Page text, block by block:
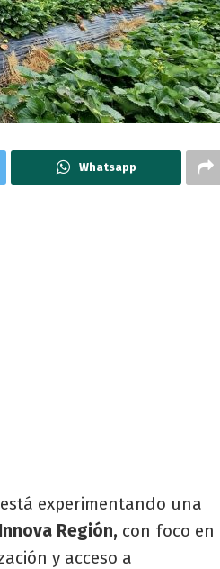
Whatsapp
experimentando una
Innova Región, con foco en
y acceso a